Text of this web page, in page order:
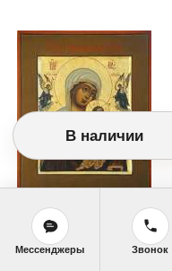
<<Среда, 26
В наличии
Мессенджеры Звонок